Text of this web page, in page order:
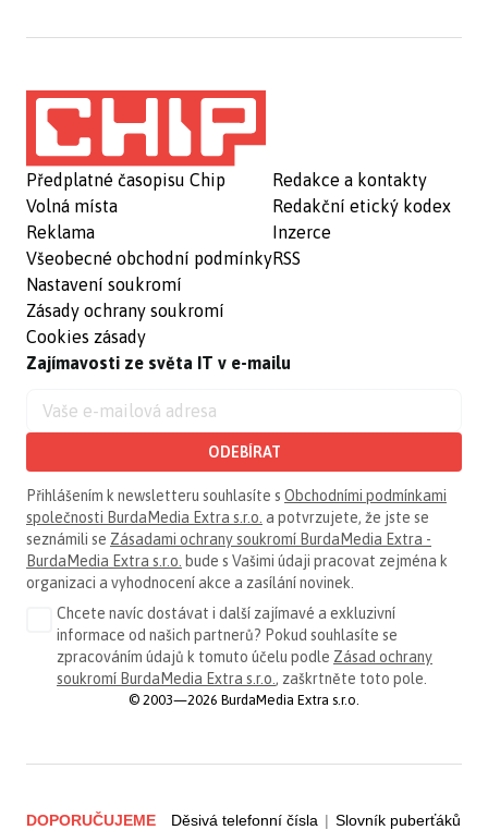
Předplatné časopisu Chip
Volná místa
Reklama
Všeobecné obchodní podmínky
Nastavení soukromí
Zásady ochrany soukromí
Cookies zásady
Redakce a kontakty
Redakční etický kodex
Inzerce
RSS
Zajímavosti ze světa IT v e-mailu
ODEBÍRAT
Přihlášením k newsletteru souhlasíte s Obchodními podmínkami
společnosti BurdaMedia Extra s.r.o. a potvrzujete, že jste se
seznámili se Zásadami ochrany soukromí BurdaMedia Extra -
BurdaMedia Extra s.r.o. bude s Vašimi údaji pracovat zejména k
organizaci a vyhodnocení akce a zasílání novinek.
Chcete navíc dostávat i další zajímavé a exkluzivní
informace od našich partnerů? Pokud souhlasíte se
zpracováním údajů k tomuto účelu podle Zásad ochrany
soukromí BurdaMedia Extra s.r.o. , zaškrtněte toto pole.
© 2003—2026 BurdaMedia Extra s.r.o.
DOPORUČUJEME Děsivá telefonní čísla | Slovník puberťáků